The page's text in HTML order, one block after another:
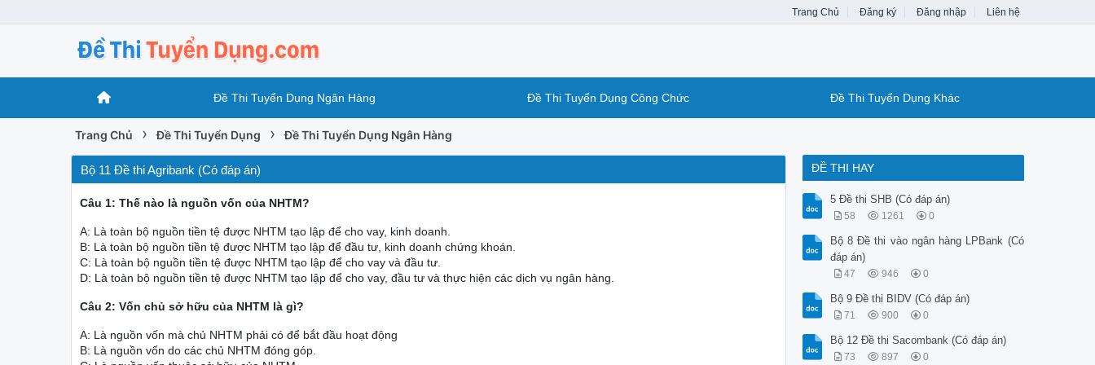
Trang Chủ Đăng ký Đăng nhập Liên hệ
Đề Thi Tuyển Dụng Ngân Hàng Đề Thi Tuyển Dụng Công Chức Đề Thi Tuyển Dụng Khác
Trang Chủ › Đề Thi Tuyển Dụng › Đề Thi Tuyển Dụng Ngân Hàng
Bộ 11 Đề thi Agribank (Có đáp án)
Câu 1: Thế nào là nguồn vốn của NHTM?
A: Là toàn bộ nguồn tiền tệ được NHTM tạo lập để cho vay, kinh doanh.
B: Là toàn bộ nguồn tiền tệ được NHTM tạo lập để đầu tư, kinh doanh chứng khoán.
C: Là toàn bộ nguồn tiền tệ được NHTM tạo lập để cho vay và đầu tư.
D: Là toàn bộ nguồn tiền tệ được NHTM tạo lập để cho vay, đầu tư và thực hiện các dịch vụ ngân hàng.
Câu 2: Vốn chủ sở hữu của NHTM là gì?
A: Là nguồn vốn mà chủ NHTM phải có để bắt đầu hoạt động
B: Là nguồn vốn do các chủ NHTM đóng góp.
ĐỀ THI HAY
5 Đề thi SHB (Có đáp án)
58 1261 0
Bộ 8 Đề thi vào ngân hàng LPBank (Có
đáp án)
47 946 0
Bộ 9 Đề thi BIDV (Có đáp án)
71 900 0
Bộ 12 Đề thi Sacombank (Có đáp án)
73 897 0